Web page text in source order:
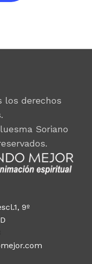
los derechos
Soriano
9º